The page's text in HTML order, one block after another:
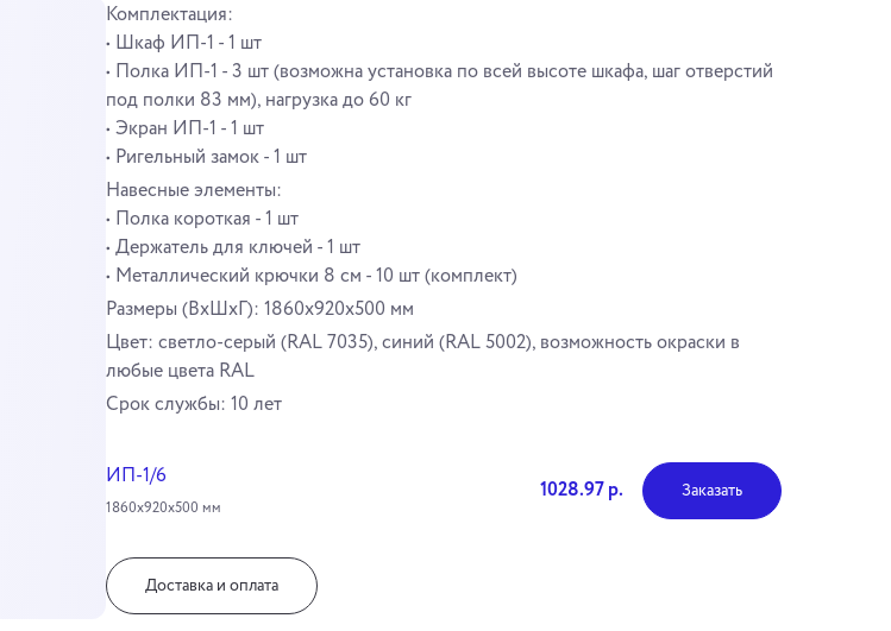
Комплектация:
• Шкаф ИП-1 - 1 шт
• Полка ИП-1 - 3 шт (возможна установка по всей высоте шкафа, шаг отверстий
под полки 83 мм), нагрузка до 60 кг
• Экран ИП-1 - 1 шт
• Ригельный замок - 1 шт
Навеcные элементы:
• Полка короткая - 1 шт
• Держатель для ключей - 1 шт
• Металлический крючки 8 см - 10 шт (комплект)
Размеры (ВхШхГ): 1860x920x500 мм
Цвет: светло-серый (RAL 7035), синий (RAL 5002), возможность окраски в
любые цвета RAL
Cрок службы: 10 лет
ИП-1/6
1860х920х500 мм
1028.97 р. Заказать
Доставка и оплата